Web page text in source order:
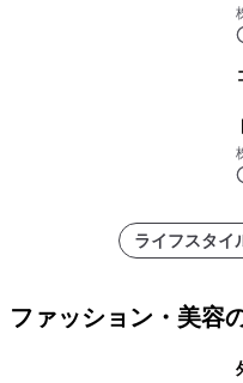
ライフスタイ
ファッション・美容